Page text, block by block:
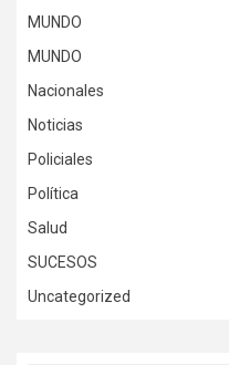
MUNDO
MUNDO
Nacionales
Noticias
Policiales
Política
Salud
SUCESOS
Uncategorized